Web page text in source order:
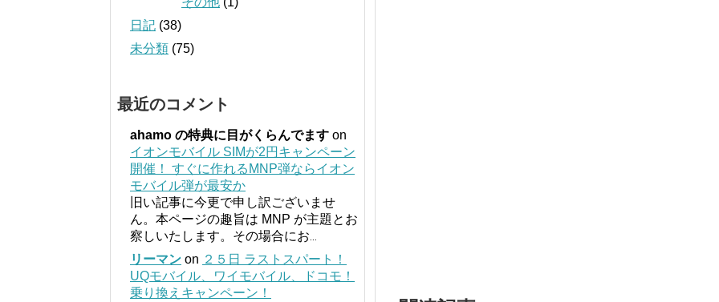
日記 (38)
未分類 (75)
最近のコメント
ahamo の特典に目がくらんでます on
イオンモバイル SIMが2円キャンペーン
開催！ すぐに作れるMNP弾ならイオン
モバイル弾が最安か
旧い記事に今更で申し訳ございませ
ん。本ページの趣旨は MNP が主題とお
察しいたします。その場合にお
リーマン on ２５日 ラストスパート！
UQモバイル、ワイモバイル、ドコモ！
乗り換えキャンペーン！